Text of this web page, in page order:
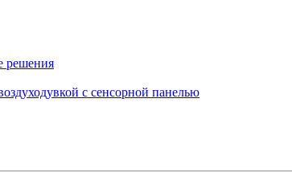
решения
с сенсорной панелью